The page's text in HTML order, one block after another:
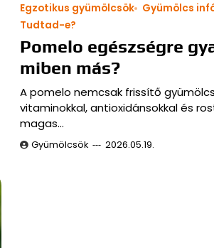
Egzotikus gyümölcsök Gyümölcs
Tudtad-e?
Pomelo egészségre
miben más?
A pomelo nemcsak frissítő
vitaminokkal, antioxidánsokkal és
magas…
Gyümölcsök 2026.05.19.